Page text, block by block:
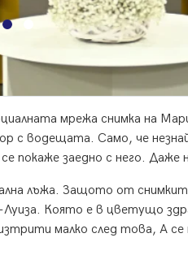
мрежа снимка на
с водещата. Само, че
покаже заедно с него. Даже
лъжа. Защото от
Която е в цветущо
малко след това, А се